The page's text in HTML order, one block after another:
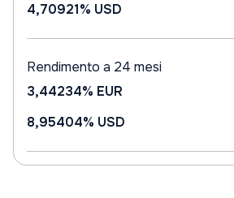
4,70921% USD
Rendimento a 24 mesi
3,44234% EUR
8,95404% USD